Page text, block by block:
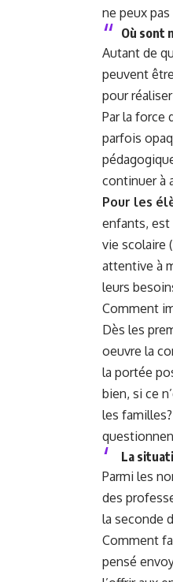
ne peux pas
Où sont
Autant de
peuvent
pour
Par la force
parfois
continuer à
Pour les
enfants, est
vie scolaire
attentive à
leurs
Comment
Dès les
oeuvre la
la portée
bien, si ce
les
La
Parmi les
des
la seconde
Comment
pensé